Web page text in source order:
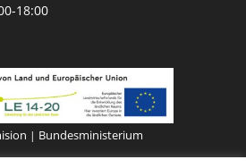
18:00
| Bundesministerium